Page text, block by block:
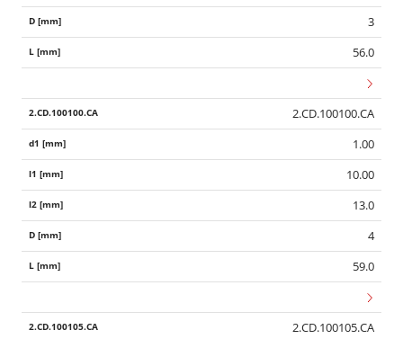
3
56.0
2.CD.100100.CA
1.00
10.00
13.0
4
59.0
2.CD.100105.CA